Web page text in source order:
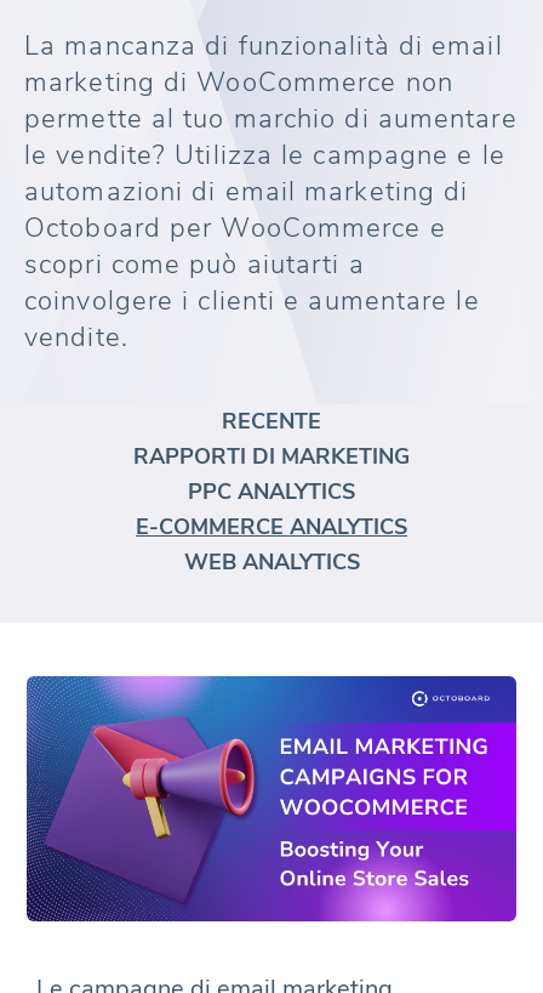
La mancanza di funzionalità di email
marketing di WooCommerce non
permette al tuo marchio di aumentare
le vendite? Utilizza le campagne e le
automazioni di email marketing di
Octoboard per WooCommerce e
scopri come può aiutarti a
coinvolgere i clienti e aumentare le
vendite.
RECENTE
RAPPORTI DI MARKETING
PPC ANALYTICS
E-COMMERCE ANALYTICS
WEB ANALYTICS